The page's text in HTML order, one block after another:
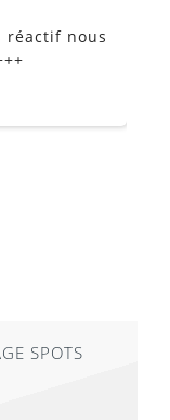
réactif nous
SPOTS